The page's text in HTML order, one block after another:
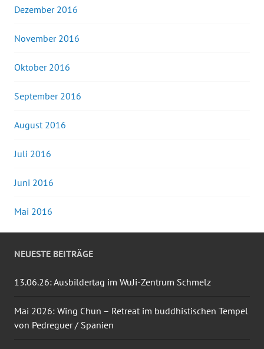
Dezember 2016
November 2016
Oktober 2016
September 2016
August 2016
Juli 2016
Juni 2016
Mai 2016
NEUESTE BEITRÄGE
13.06.26: Ausbildertag im WuJi-Zentrum Schmelz
Mai 2026: Wing Chun – Retreat im buddhistischen Tempel
von Pedreguer / Spanien